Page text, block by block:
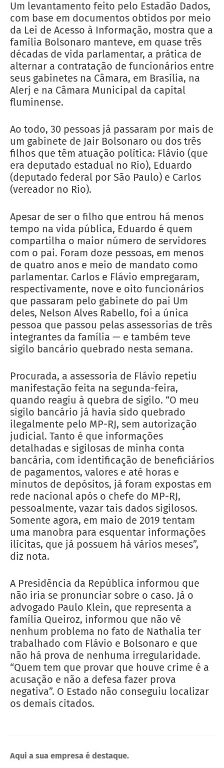
Um levantamento feito pelo Estadão Dados,
com base em documentos obtidos por meio
da Lei de Acesso à Informação, mostra que a
família Bolsonaro manteve, em quase três
décadas de vida parlamentar, a prática de
alternar a contratação de funcionários entre
seus gabinetes na Câmara, em Brasília, na
Alerj e na Câmara Municipal da capital
fluminense.
Ao todo, 30 pessoas já passaram por mais de
um gabinete de Jair Bolsonaro ou dos três
filhos que têm atuação política: Flávio (que
era deputado estadual no Rio), Eduardo
(deputado federal por São Paulo) e Carlos
(vereador no Rio).
Apesar de ser o filho que entrou há menos
tempo na vida pública, Eduardo é quem
compartilha o maior número de servidores
com o pai. Foram doze pessoas, em menos
de quatro anos e meio de mandato como
parlamentar. Carlos e Flávio empregaram,
respectivamente, nove e oito funcionários
que passaram pelo gabinete do pai Um
deles, Nelson Alves Rabello, foi a única
pessoa que passou pelas assessorias de três
integrantes da família — e também teve
sigilo bancário quebrado nesta semana.
Procurada, a assessoria de Flávio repetiu
manifestação feita na segunda-feira,
quando reagiu à quebra de sigilo. “O meu
sigilo bancário já havia sido quebrado
ilegalmente pelo MP-RJ, sem autorização
judicial. Tanto é que informações
detalhadas e sigilosas de minha conta
bancária, com identificação de beneficiários
de pagamentos, valores e até horas e
minutos de depósitos, já foram expostas em
rede nacional após o chefe do MP-RJ,
pessoalmente, vazar tais dados sigilosos.
Somente agora, em maio de 2019 tentam
uma manobra para esquentar informações
ilícitas, que já possuem há vários meses”,
diz nota.
A Presidência da República informou que
não iria se pronunciar sobre o caso. Já o
advogado Paulo Klein, que representa a
família Queiroz, informou que não vê
nenhum problema no fato de Nathalia ter
trabalhado com Flávio e Bolsonaro e que
não há prova de nenhuma irregularidade.
“Quem tem que provar que houve crime é a
acusação e não a defesa fazer prova
negativa”. O Estado não conseguiu localizar
os demais citados.
Aqui a sua empresa é destaque.